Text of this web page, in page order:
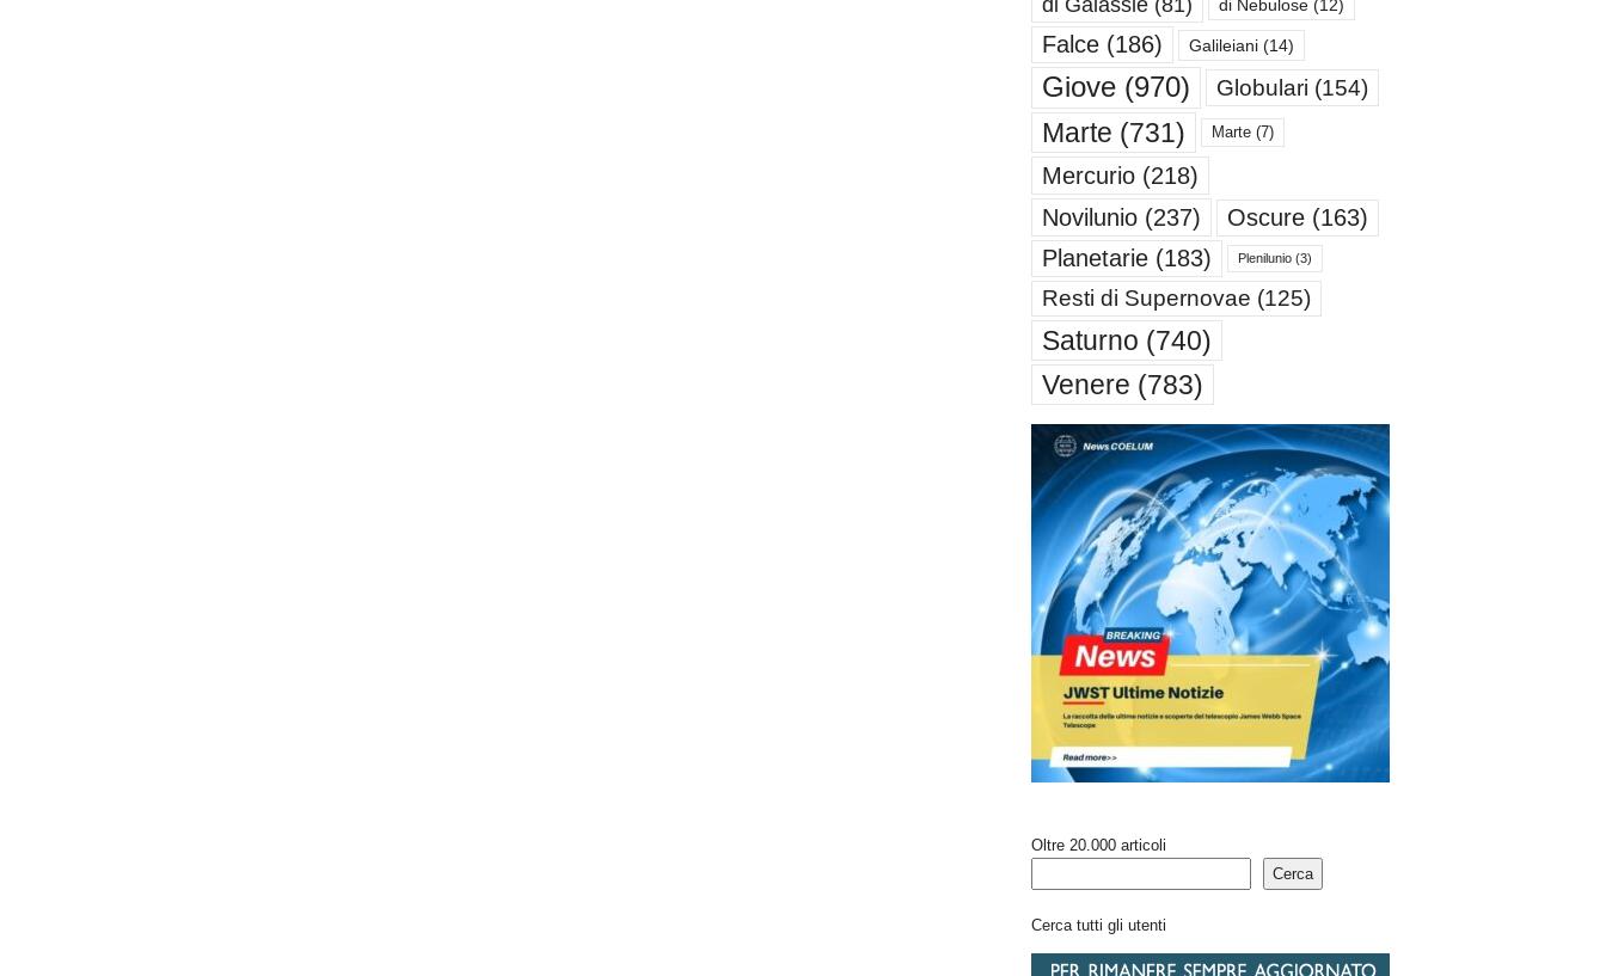
di Galassie(81) di Nebulose(12)
Falce(186) Galileiani(14)
Giove(970) Globulari (154)
Marte (731) Marte(7)
Mercurio(218)
Novilunio(237) Oscure(163)
Planetarie(183) Plenilunio(3)
Resti di Supernovae (125)
Saturno (740)
Venere (783)
Oltre 20.000 articoli
Cerca
Cerca tutti gli utenti